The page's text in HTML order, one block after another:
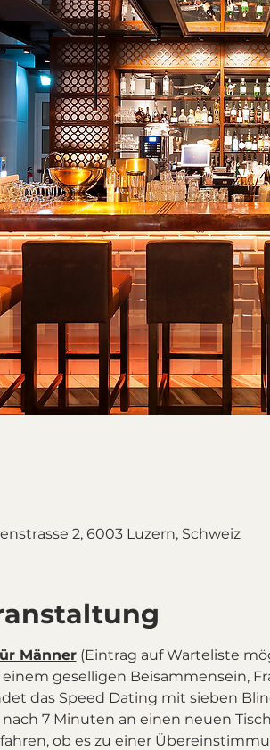
2, 6003 Luzern, Schweiz
Männer (Eintrag auf Warteliste
geselligen Beisammensein,
das Speed Dating mit sieben
7 Minuten an einen neuen
ob es zu einer